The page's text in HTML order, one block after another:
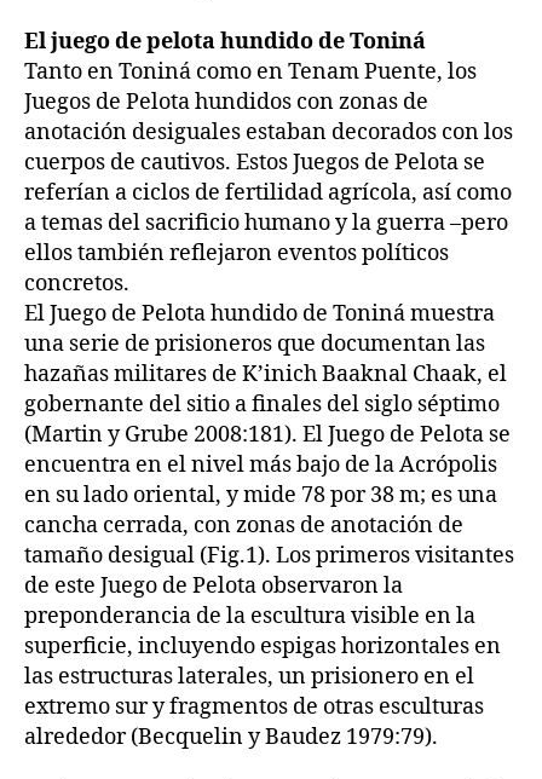
El juego de pelota hundido de Toniná
Tanto en Toniná como en Tenam Puente, los
Juegos de Pelota hundidos con zonas de
anotación desiguales estaban decorados con los
cuerpos de cautivos. Estos Juegos de Pelota se
referían a ciclos de fertilidad agrícola, así como
a temas del sacrificio humano y la guerra –pero
ellos también reflejaron eventos políticos
concretos.
El Juego de Pelota hundido de Toniná muestra
una serie de prisioneros que documentan las
hazañas militares de K’inich Baaknal Chaak, el
gobernante del sitio a finales del siglo séptimo
(Martin y Grube 2008:181). El Juego de Pelota se
encuentra en el nivel más bajo de la Acrópolis
en su lado oriental, y mide 78 por 38 m; es una
cancha cerrada, con zonas de anotación de
tamaño desigual (Fig.1). Los primeros visitantes
de este Juego de Pelota observaron la
preponderancia de la escultura visible en la
superficie, incluyendo espigas horizontales en
las estructuras laterales, un prisionero en el
extremo sur y fragmentos de otras esculturas
alrededor (Becquelin y Baudez 1979:79).